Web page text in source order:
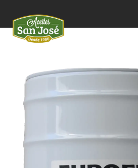
NUESTROS ACEITES
CONTACTO